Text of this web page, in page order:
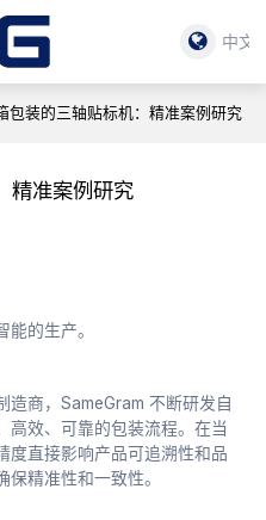
中文
包装的三轴贴标机：精准案例研究
精准案例研究
的生产。
造商，SameGram 不断研发自
高效、可靠的包装流程。在当
度直接影响产品可追溯性和品
精准性和一致性。